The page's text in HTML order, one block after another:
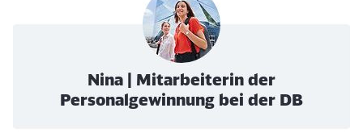
Nina | Mitarbeiterin der
Personalgewinnung bei der DB